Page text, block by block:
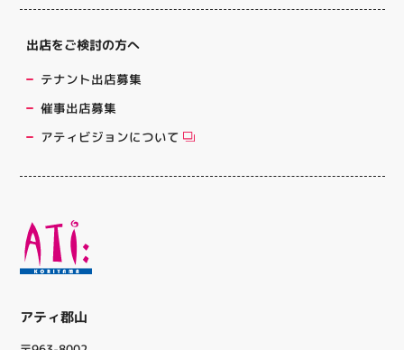
アティ郡山
出店をご検討の方へ
テナント出店募集
催事出店募集
アティビジョンについて